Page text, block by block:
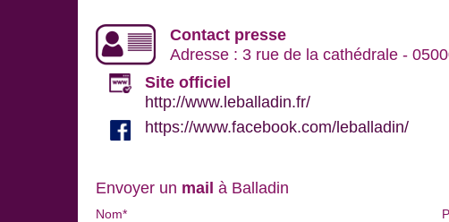
Contact presse
Adresse : 3 rue de la cathédrale -
Site officiel
http://www.leballadin.fr/
https://www.facebook.com/leballadin/
Envoyer un mail à Balladin
Nom*